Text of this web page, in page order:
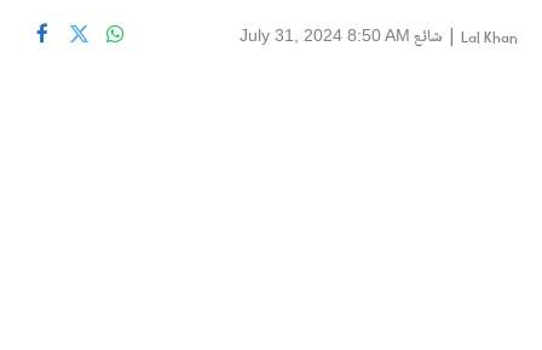
Lal Khan
| شائع July 31, 2024 8:50 AM